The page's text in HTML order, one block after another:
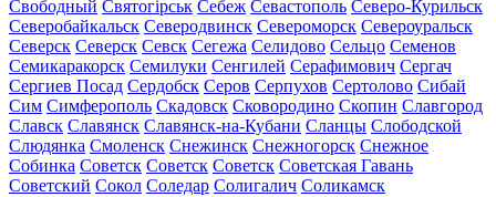
Свободный Святогірськ Себеж Севастополь Северо-Курильск
Северобайкальск Северодвинск Североморск Североуральск
Северск Северск Севск Сегежа Селидово Сельцо Семенов
Семикаракорск Семилуки Сенгилей Серафимович Сергач
Сергиев Посад Сердобск Серов Серпухов Сертолово Сибай
Сим Симферополь Скадовск Сковородино Скопин Славгород
Славск Славянск Славянск-на-Кубани Сланцы Слободской
Слюдянка Смоленск Снежинск Снежногорск Снежное
Собинка Советск Советск Советск Советская Гавань
Советский Сокол Соледар Солигалич Соликамск